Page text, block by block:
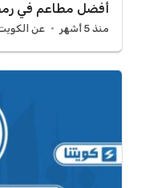
أفضل مطاعم في
منذ 5 أشهر عن